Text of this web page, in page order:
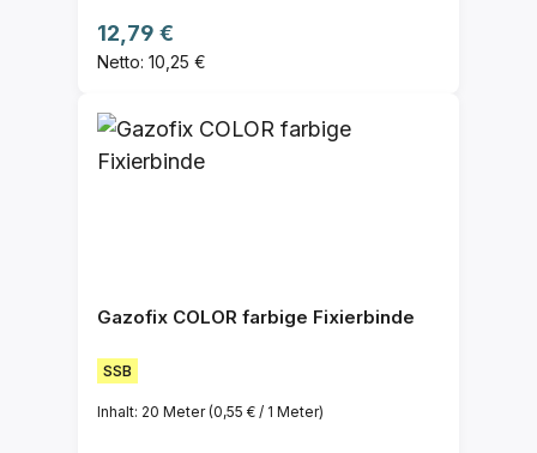
Regulärer Preis:
12,79 €
Netto: 10,25 €
Gazofix COLOR farbige Fixierbinde
SSB
Inhalt: 20 Meter(0,55 € / 1 Meter)